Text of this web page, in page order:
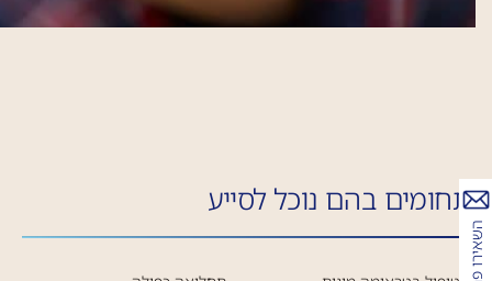
תחומים בהם נוכל לסייע